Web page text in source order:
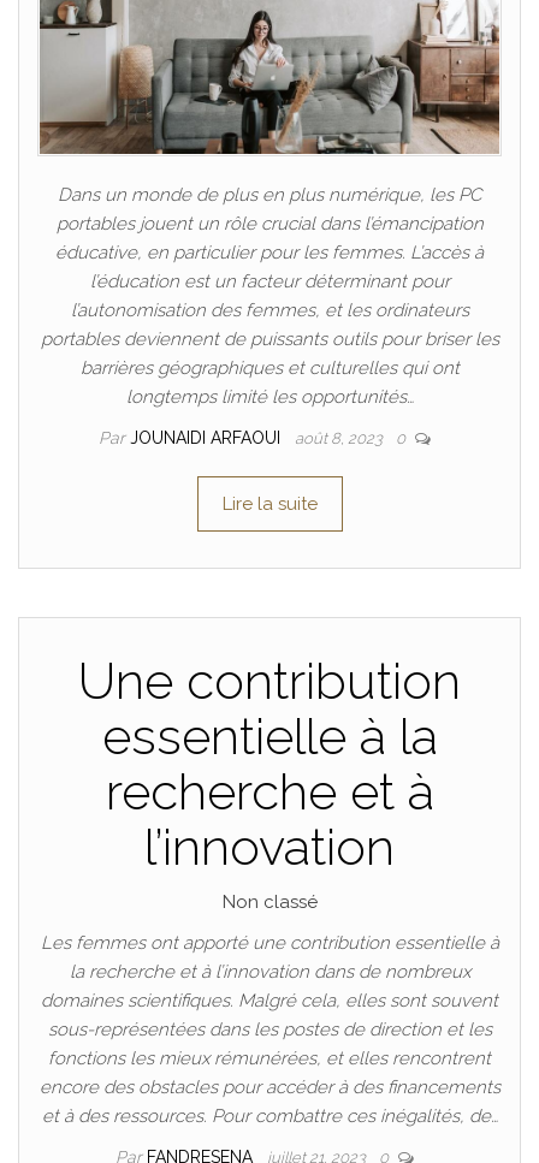
Dans un monde de plus en plus numérique, les PC
portables jouent un rôle crucial dans l’émancipation
éducative, en particulier pour les femmes. L’accès à
l’éducation est un facteur déterminant pour
l’autonomisation des femmes, et les ordinateurs
portables deviennent de puissants outils pour briser les
barrières géographiques et culturelles qui ont
longtemps limité les opportunités…
ParJOUNAIDI ARFAOUI août 8, 2023 0
Lire la suite
Une contribution
essentielle à la
recherche et à
l’innovation
Non classé
Les femmes ont apporté une contribution essentielle à
la recherche et à l’innovation dans de nombreux
domaines scientifiques. Malgré cela, elles sont souvent
sous-représentées dans les postes de direction et les
fonctions les mieux rémunérées, et elles rencontrent
encore des obstacles pour accéder à des financements
et à des ressources. Pour combattre ces inégalités, de…
Par FANDRESENA juillet 21, 2023 0